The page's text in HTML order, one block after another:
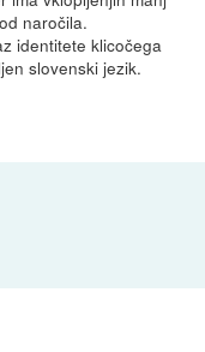
naročila.
identitete klicočega
slovenski jezik.